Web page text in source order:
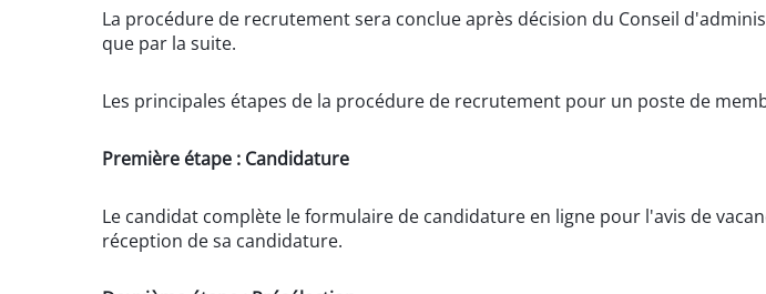
La procédure de recrutement sera conclue après décision du Conseil
que par la suite.
Les principales étapes de la procédure de recrutement pour un poste de
Première étape : Candidature
Le candidat complète le formulaire de candidature en ligne pour l'avis de
réception de sa candidature.